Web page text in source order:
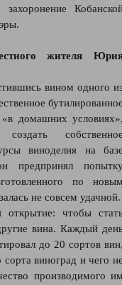
жителя
вином одного
домашних
виноделия на
предпринял
по
не совсем удачной.
чтобы
вина. Каждый
до 20 сортов
сорта виноград и чего
производимого